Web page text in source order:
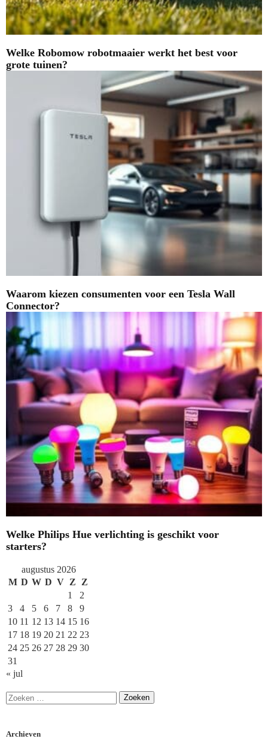
Welke Robomow robotmaaier werkt het best voor
grote tuinen?
Waarom kiezen consumenten voor een Tesla Wall
Connector?
Welke Philips Hue verlichting is geschikt voor
starters?
augustus 2026
M D W D V Z
Z
1
2
3
4 5 6 7 8
9
10 11 12 13 14 15 16
17 18 19 20 21 22 23
24 25 26 27 28 29 30
31
« jul
Archieven